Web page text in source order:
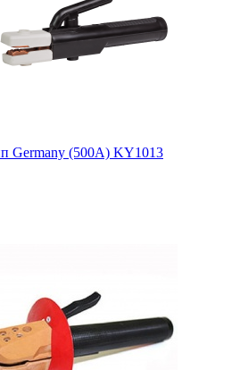
Germany (500А) KY1013